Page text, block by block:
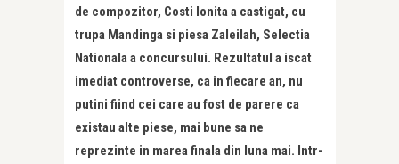
de compozitor, Costi Ionita a castigat, cu
trupa Mandinga si piesa Zaleilah, Selectia
Nationala a concursului. Rezultatul a iscat
imediat controverse, ca in fiecare an, nu
putini fiind cei care au fost de parere ca
existau alte piese, mai bune sa ne
reprezinte in marea finala din luna mai. Intr-